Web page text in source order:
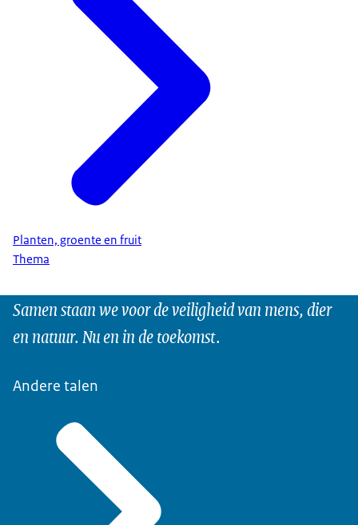
Planten, groente en fruit
Thema
Samen staan we voor de veiligheid van mens, dier
en natuur. Nu en in de toekomst.
Andere talen